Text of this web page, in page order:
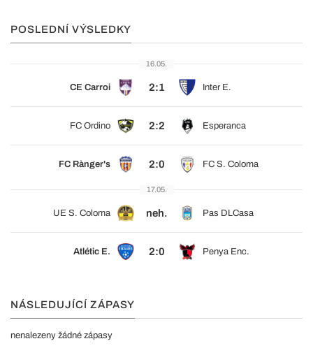
POSLEDNÍ VÝSLEDKY
16.05.
CE Carroi 2:1 Inter E.
FC Ordino 2:2 Esperanca
FC Rànger's 2:0 FC S. Coloma
17.05.
UE S. Coloma neh. Pas DLCasa
Atlétic E. 2:0 Penya Enc.
NÁSLEDUJÍCÍ ZÁPASY
nenalezeny žádné zápasy